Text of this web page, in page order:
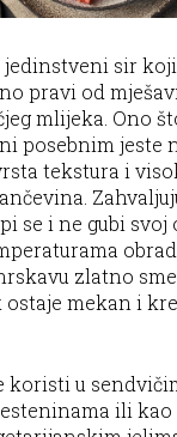
jedinstveni sir
pravi od
mlijeka. Ono
posebnim jeste
tekstura i
se i ne gubi svoj
zlatno
ostaje mekan i
koristi u
ili